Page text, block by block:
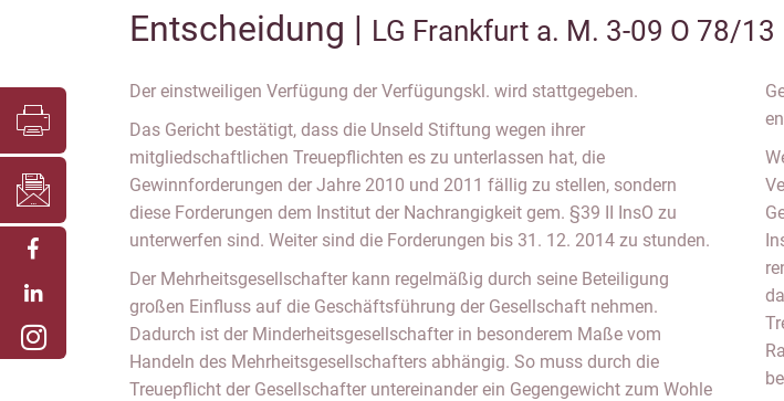
Entscheidung | LG Frankfurt a. M. 3-09 O 78/13
Der einstweiligen Verfügung der Verfügungskl. wird stattgegeben.
Das Gericht bestätigt, dass die Unseld Stiftung wegen ihrer
mitgliedschaftlichen Treuepflichten es zu unterlassen hat, die
Gewinnforderungen der Jahre 2010 und 2011 fällig zu stellen, sondern
diese Forderungen dem Institut der Nachrangigkeit gem. §39 II InsO zu
unterwerfen sind. Weiter sind die Forderungen bis 31. 12. 2014 zu stunden.
Der Mehrheitsgesellschafter kann regelmäßig durch seine Beteiligung
großen Einfluss auf die Geschäftsführung der Gesellschaft nehmen.
Dadurch ist der Minderheitsgesellschafter in besonderem Maße vom
Handeln des Mehrheitsgesellschafters abhängig. So muss durch die
Treuepflicht der Gesellschafter untereinander ein Gegengewicht zum Wohle